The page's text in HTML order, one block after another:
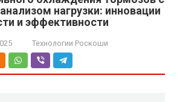
нагрузки: инновации
и эффективности
Технологии Роскоши